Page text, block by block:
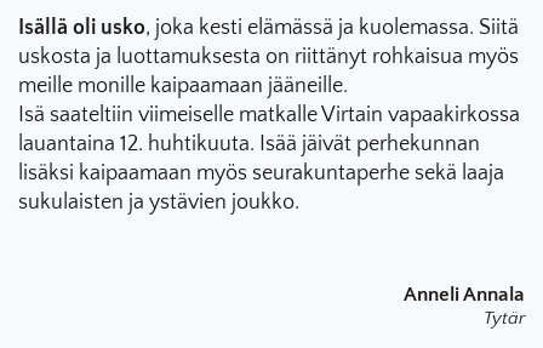
Isällä oli usko, joka kesti elämässä ja kuolemassa. Siitä
uskosta ja luottamuksesta on riittänyt rohkaisua myös
meille monille kaipaamaan jääneille.
Isä saateltiin viimeiselle matkalle Virtain vapaakirkossa
lauantaina 12. huhtikuuta. Isää jäivät perhekunnan
lisäksi kaipaamaan myös seurakuntaperhe sekä laaja
sukulaisten ja ystävien joukko.
Anneli Annala
Tytär